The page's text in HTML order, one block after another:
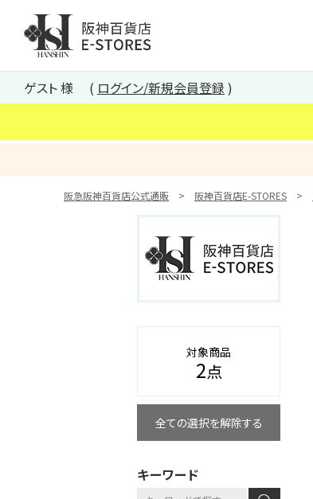
阪神百貨店E-STORES TOP
ゲスト 様 ログイン/新規会員登録
阪急阪神百貨店公式通販 阪神百貨店E-STORES
対象商品
2点
全ての選択を解除する
キーワード